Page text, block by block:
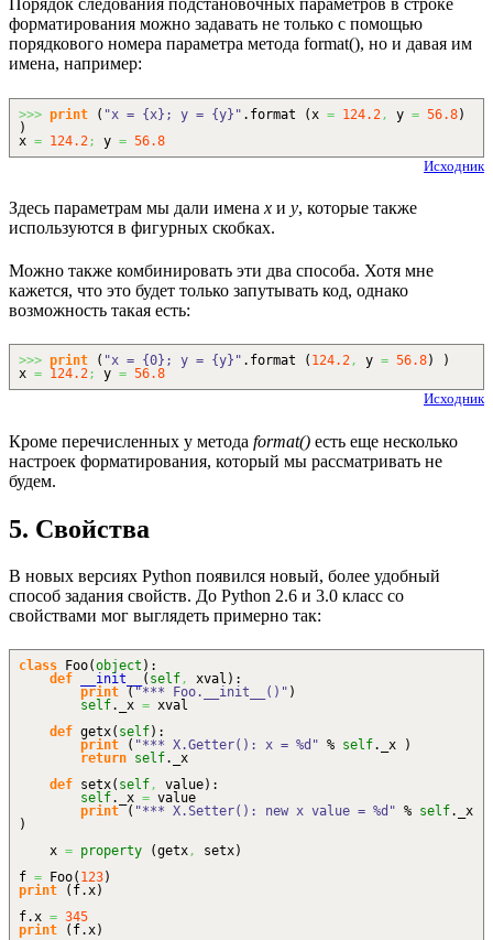
Порядок следования подстановочных параметров в строке
форматирования можно задавать не только с помощью
порядкового номера параметра метода format(), но и давая им
имена, например:
>>> print ( "x = {x}; y = {y}" . format ( x = 124.2 , y = 56.8)
)
x = 124.2 ; y = 56.8
Исходник
Здесь параметрам мы дали имена x и y, которые также
используются в фигурных скобках.
Можно также комбинировать эти два способа. Хотя мне
кажется, что это будет только запутывать код, однако
возможность такая есть:
>>> print ( "x = {0}; y = {y}" . format ( 124.2, y = 56.8)
)
x = 124.2; y = 56.8
Исходник
Кроме перечисленных у метода format() есть еще несколько
настроек форматирования, который мы рассматривать не
будем.
5. Свойства
В новых версиях Python появился новый, более удобный
способ задания свойств. До Python 2.6 и 3.0 класс со
свойствами мог выглядеть примерно так:
class Foo(object ) :
def
__init__ ( self, xval ) :
print
( "*** Foo.__init__()" )
self._x = xval
def getx( self) :
print
( "*** X.Getter(): x = %d" % self._x
)
return self._x
def setx( self, value) :
self._x = value
print
( "*** X.Setter(): new x value = %d" % self._x
)
x = property (getx, setx)
f = Foo( 123)
print
( f.x)
f.x = 345
print
( f.x)